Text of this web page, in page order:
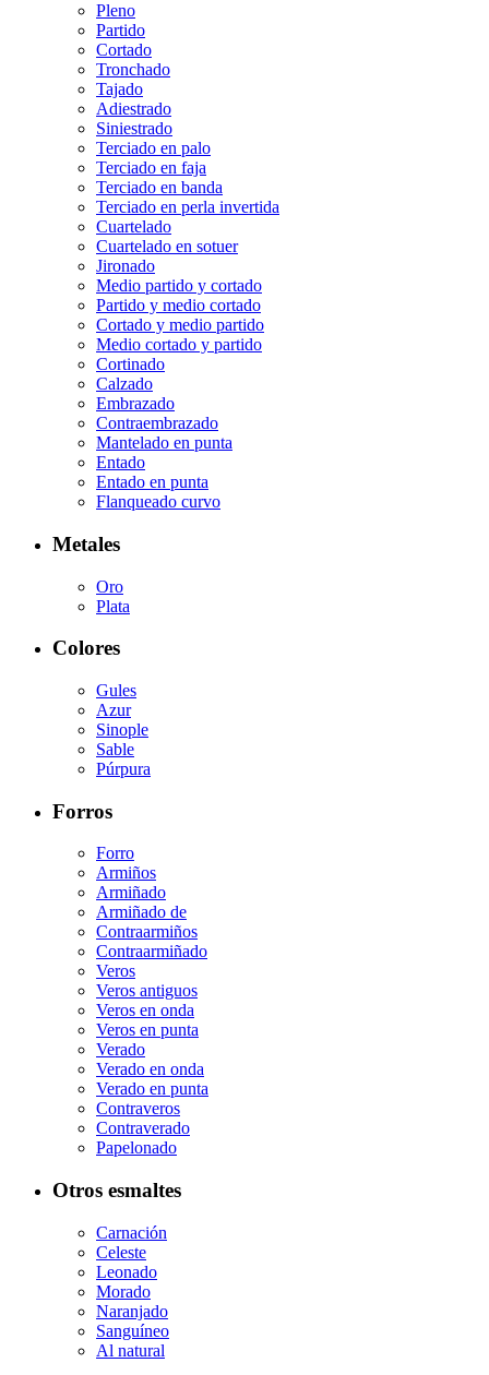
Pleno
Partido
Cortado
Tronchado
Tajado
Adiestrado
Siniestrado
Terciado en palo
Terciado en faja
Terciado en banda
Terciado en perla invertida
Cuartelado
Cuartelado en sotuer
Jironado
Medio partido y cortado
Partido y medio cortado
Cortado y medio partido
Medio cortado y partido
Cortinado
Calzado
Embrazado
Contraembrazado
Mantelado en punta
Entado
Entado en punta
Flanqueado curvo
Metales
Oro
Plata
Colores
Gules
Azur
Sinople
Sable
Púrpura
Forros
Forro
Armiños
Armiñado
Armiñado de
Contraarmiños
Contraarmiñado
Veros
Veros antiguos
Veros en onda
Veros en punta
Verado
Verado en onda
Verado en punta
Contraveros
Contraverado
Papelonado
Otros esmaltes
Carnación
Celeste
Leonado
Morado
Naranjado
Sanguíneo
Al natural